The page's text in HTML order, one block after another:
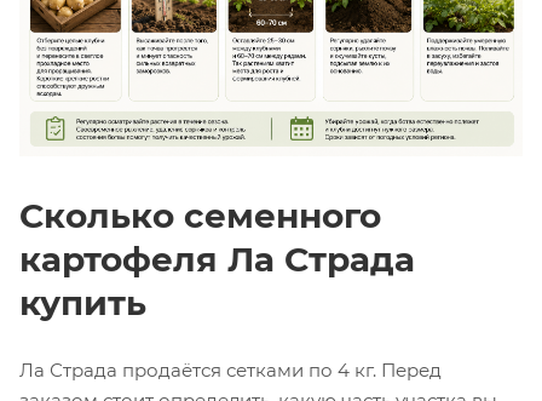
Сколько семенного
картофеля Ла Страда
купить
Ла Страда продаётся сетками по 4 кг. Перед